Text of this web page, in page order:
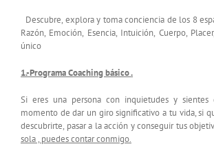
Descubre, explora y toma conciencia de los 8
Razón, Emoción, Esencia, Intuición, Cuerpo,
único
1.-Programa Coaching básico .
Si eres una persona con inquietudes y
momento de dar un giro significativo a tu vida, si
descubrirte, pasar a la acción y conseguir tus
sola , puedes contar conmigo.